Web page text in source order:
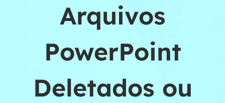
Arquivos
PowerPoint
Deletados ou